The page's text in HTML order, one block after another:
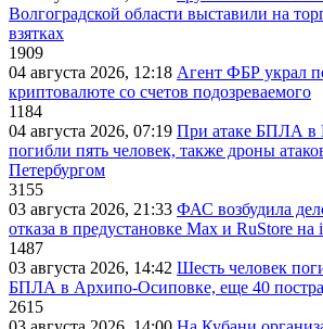
Волгоградской области выставили на
взятках
1909
04 августа 2026, 12:18 Агент ФБР украл
криптовалюте со счетов подозреваемого
1184
04 августа 2026, 07:19 При атаке БПЛА в
погибли пять человек, также дроны
Петербургом
3155
03 августа 2026, 21:33 ФАС возбудила
отказа в предустановке Max и RuStore на
1487
03 августа 2026, 14:42 Шесть человек
БПЛА в Архипо-Осиповке, еще 40
2615